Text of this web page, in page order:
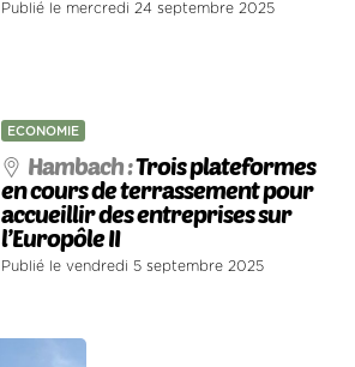
Publié le mercredi 24 septembre 2025
ECONOMIE
Hambach :Trois plateformes
en cours de terrassement pour
accueillir des entreprises sur
l’Europôle II
Publié le vendredi 5 septembre 2025